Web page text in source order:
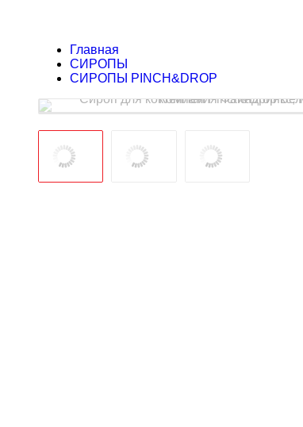
Главная
СИРОПЫ
СИРОПЫ PINCH&DROP